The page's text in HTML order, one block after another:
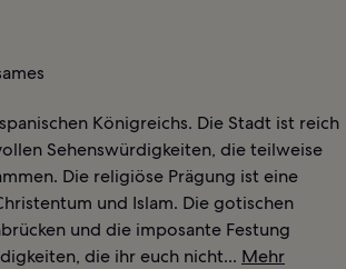
Königreichs. Die Stadt ist reich
Sehenswürdigkeiten, die teilweise
Die religiöse Prägung ist eine
und Islam. Die gotischen
und die imposante Festung
die ihr euch nicht... Mehr